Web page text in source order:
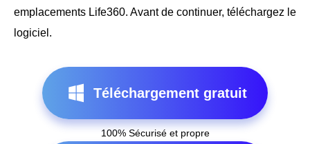
emplacements Life360. Avant de continuer, téléchargez le
logiciel.
Téléchargement gratuit
100% Sécurisé et propre